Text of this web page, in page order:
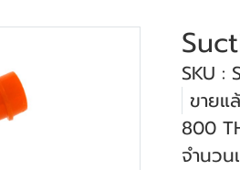
SKU :
ขายแ
800
จำนวน